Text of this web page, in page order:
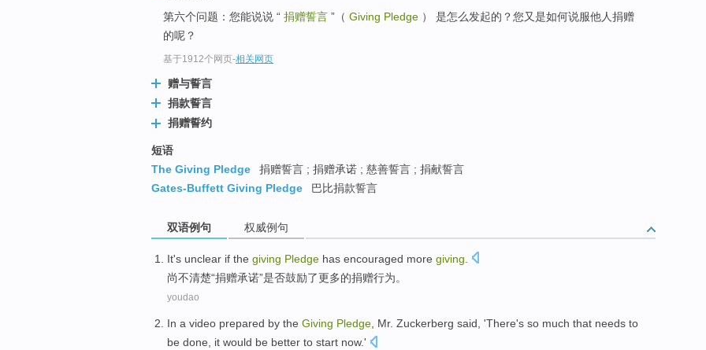
第六个问题：您能说说 “ 捐赠誓言 ”（ Giving Pledge ） 是怎么发起的？您又是如何说服他人捐赠
的呢？
基于1912个网页-相关网页
赠与誓言
捐款誓言
捐赠誓约
短语
The Giving Pledge
捐赠誓言 ; 捐赠承诺 ; 慈善誓言 ; 捐献誓言
Gates-Buffett Giving Pledge
巴比捐款誓言
双语例句 权威例句
It's unclear if the giving Pledge has encouraged more giving
尚不清楚“捐赠承诺”是否鼓励了更多的捐赠行为。
youdao
In a video prepared by the Giving Pledge, Mr. Zuckerberg said, 'There's so much that needs to
be done, it would be better to start now.'